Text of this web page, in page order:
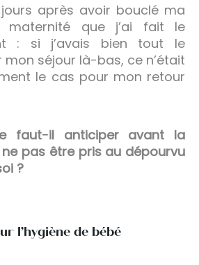
jours après avoir bouclé ma
maternité que j’ai fait le
: si j’avais bien tout le
séjour là-bas, ce n’était
le cas pour mon retour
faut-il anticiper avant la
pas être pris au dépourvu
?
l’hygiène de bébé